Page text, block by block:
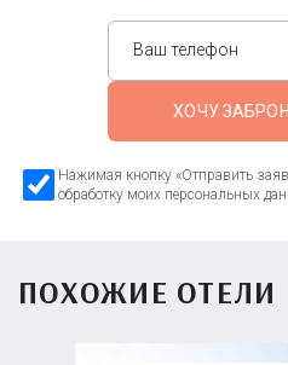
ХОЧУ
Нажимая кнопку «Отправить
обработку моих персональных
ПОХОЖИЕ ОТЕЛИ